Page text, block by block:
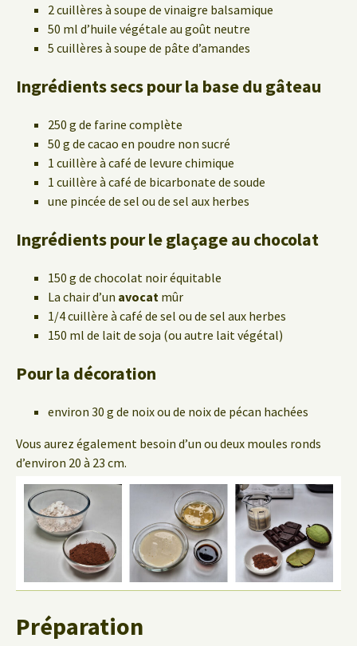
2 cuillères à soupe de vinaigre balsamique
50 ml d’huile végétale au goût neutre
5 cuillères à soupe de pâte d’amandes
Ingrédients secs pour la base du gâteau
250 g de farine complète
50 g de cacao en poudre non sucré
1 cuillère à café de levure chimique
1 cuillère à café de bicarbonate de soude
une pincée de sel ou de sel aux herbes
Ingrédients pour le glaçage au chocolat
150 g de chocolat noir équitable
La chair d’un avocat mûr
1/4 cuillère à café de sel ou de sel aux herbes
150 ml de lait de soja (ou autre lait végétal)
Pour la décoration
environ 30 g de noix ou de noix de pécan hachées
Vous aurez également besoin d’un ou deux moules ronds
d’environ 20 à 23 cm.
Préparation